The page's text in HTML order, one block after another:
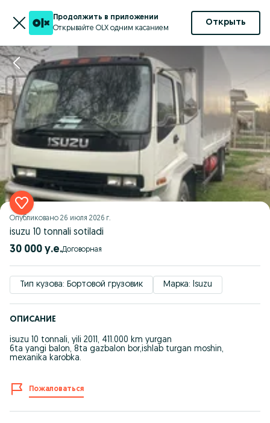
Продолжить в приложении
Открывайте OLX одним касанием
Открыть
Опубликовано 26 июля 2026 г.
isuzu 10 tonnali sotiladi
30 000 у.е. Договорная
Тип кузова: Бортовой грузовик Марка: Isuzu
ОПИСАНИЕ
isuzu 10 tonnali, yili 2011, 411.000 km yurgan
6ta yangi balon, 8ta gazbalon bor,ishlab turgan moshin,
mexanika karobka.
Пожаловаться